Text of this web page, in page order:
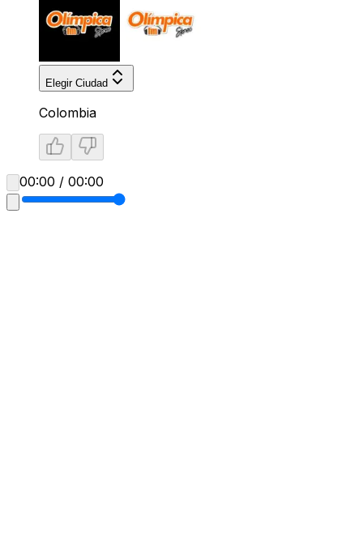
Elegir Ciudad
Colombia
00:00 / 00:00